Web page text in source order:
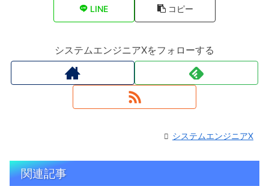
LINE コピー
システムエンジニアXをフォローする
システムエンジニアX
関連記事